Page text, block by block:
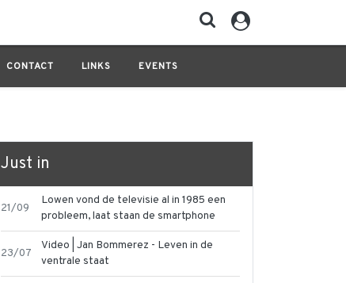
CONTACT LINKS EVENTS
Just in
21/09
Lowen vond de televisie al in 1985 een
probleem, laat staan de smartphone
23/07
Video | Jan Bommerez - Leven in de
ventrale staat